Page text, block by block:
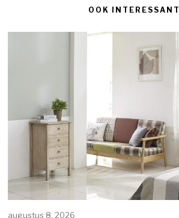
OOK INTERESSANT
augustus 8, 2026